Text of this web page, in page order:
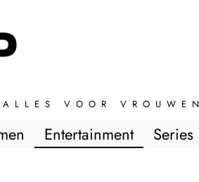
VOOR VROUWEN
Entertainment Series